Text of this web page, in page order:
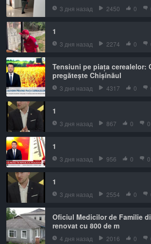
3 дня назад 2450 0
1
3 дня назад 2274 0
Tensiuni pe piața cerealelor:
pregătește Chișinăul
3 дня назад 4317 0
1
3 дня назад 867 0 0
1
3 дня назад 956 0 0
1
3 дня назад 2554 0
Oficiul Medicilor de Familie
renovat cu 800 de m
4 дня назад 2016 0